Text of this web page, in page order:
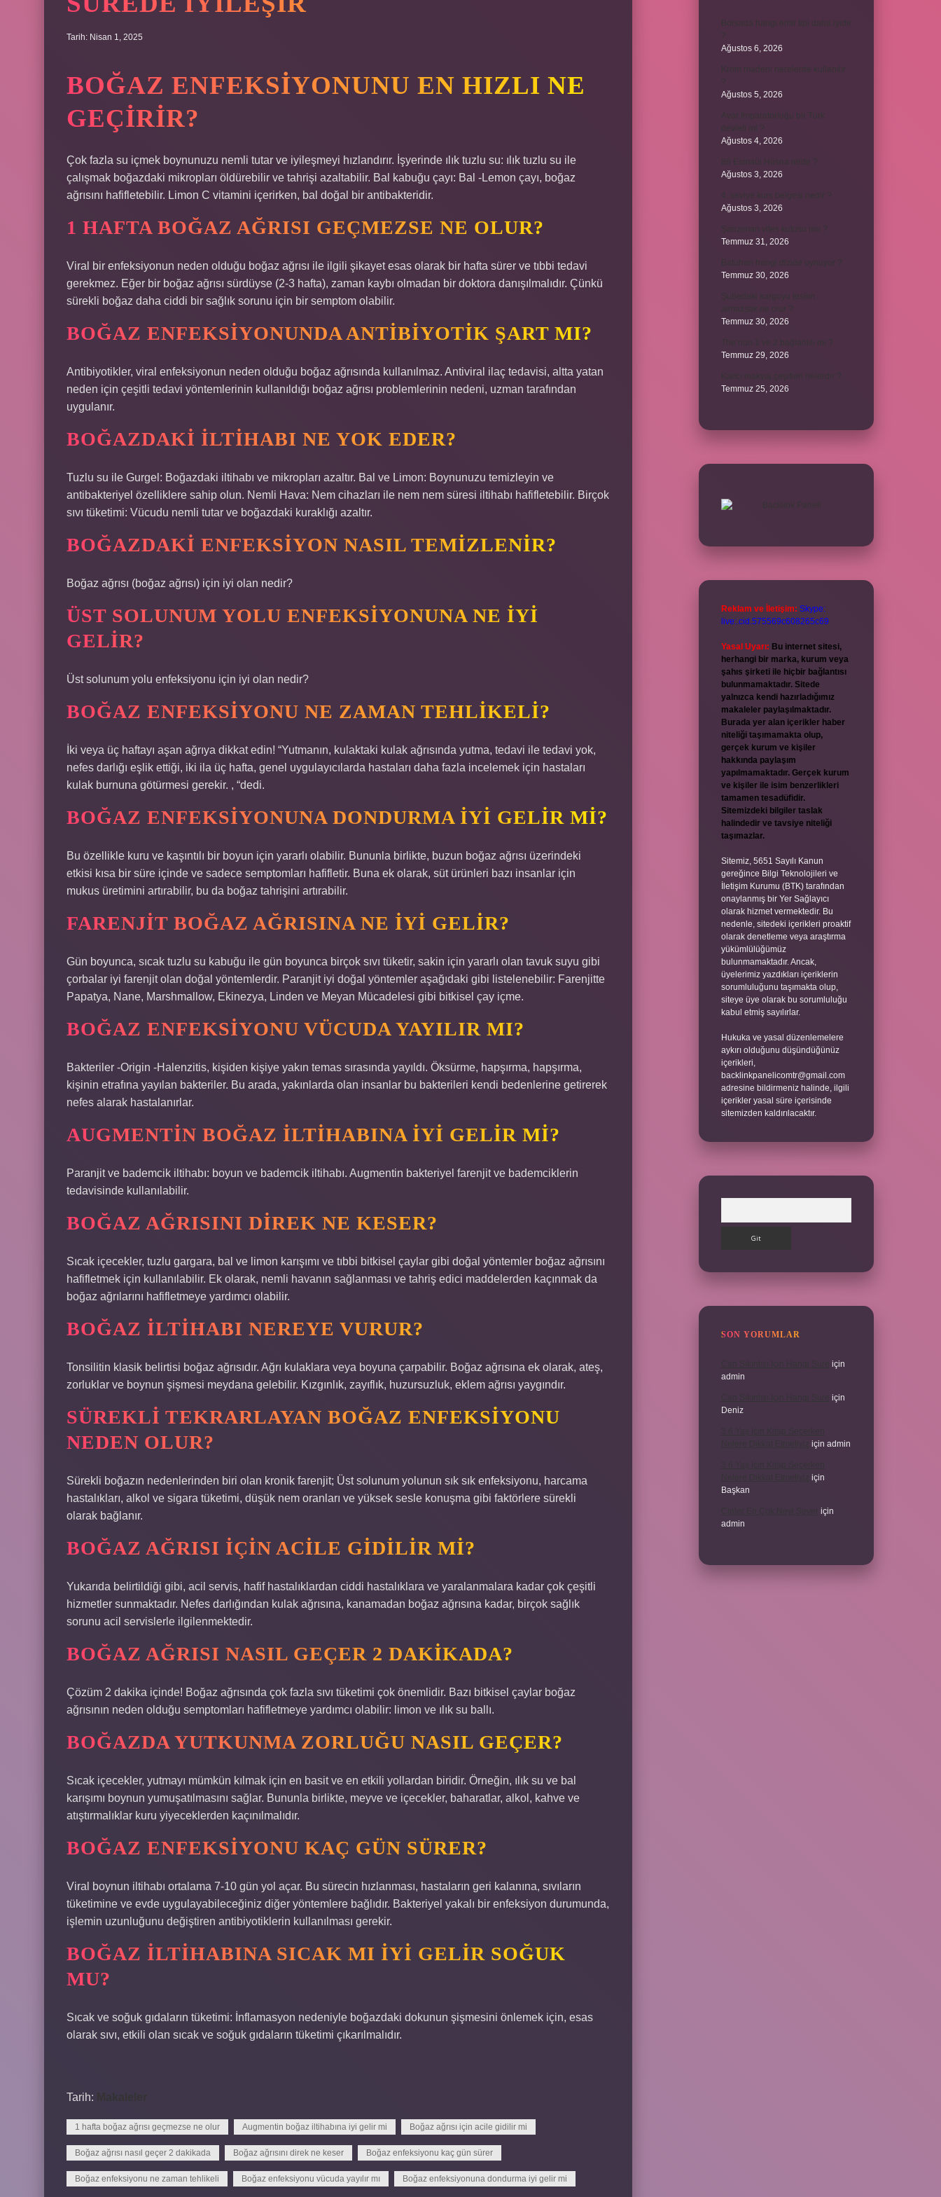
Tarih: Nisan 1, 2025
BOĞAZ ENFEKSIYONUNU EN HIZLI NE
GEÇIRIR?
Çok fazla su içmek boynunuzu nemli tutar ve iyileşmeyi hızlandırır. İşyerinde ılık tuzlu su: ılık tuzlu su ile
çalışmak boğazdaki mikropları öldürebilir ve tahrişi azaltabilir. Bal kabuğu çayı: Bal -Lemon çayı, boğaz
ağrısını hafifletebilir. Limon C vitamini içerirken, bal doğal bir antibakteridir.
1 HAFTA BOĞAZ AĞRISI GEÇMEZSE NE OLUR?
Viral bir enfeksiyonun neden olduğu boğaz ağrısı ile ilgili şikayet esas olarak bir hafta sürer ve tıbbi tedavi
gerekmez. Eğer bir boğaz ağrısı sürdüyse (2-3 hafta), zaman kaybı olmadan bir doktora danışılmalıdır. Çünkü
sürekli boğaz daha ciddi bir sağlık sorunu için bir semptom olabilir.
BOĞAZ ENFEKSIYONUNDA ANTIBIYOTIK ŞART MI?
Antibiyotikler, viral enfeksiyonun neden olduğu boğaz ağrısında kullanılmaz. Antiviral ilaç tedavisi, altta yatan
neden için çeşitli tedavi yöntemlerinin kullanıldığı boğaz ağrısı problemlerinin nedeni, uzman tarafından
uygulanır.
BOĞAZDAKI ILTIHABI NE YOK EDER?
Tuzlu su ile Gurgel: Boğazdaki iltihabı ve mikropları azaltır. Bal ve Limon: Boynunuzu temizleyin ve
antibakteriyel özelliklere sahip olun. Nemli Hava: Nem cihazları ile nem nem süresi iltihabı hafifletebilir. Birçok
sıvı tüketimi: Vücudu nemli tutar ve boğazdaki kuraklığı azaltır.
BOĞAZDAKI ENFEKSIYON NASIL TEMIZLENIR?
Boğaz ağrısı (boğaz ağrısı) için iyi olan nedir?
ÜST SOLUNUM YOLU ENFEKSIYONUNA NE IYI
GELIR?
Üst solunum yolu enfeksiyonu için iyi olan nedir?
BOĞAZ ENFEKSIYONU NE ZAMAN TEHLIKELI?
İki veya üç haftayı aşan ağrıya dikkat edin! “Yutmanın, kulaktaki kulak ağrısında yutma, tedavi ile tedavi yok,
nefes darlığı eşlik ettiği, iki ila üç hafta, genel uygulayıcılarda hastaları daha fazla incelemek için hastaları
kulak burnuna götürmesi gerekir. , “dedi.
BOĞAZ ENFEKSIYONUNA DONDURMA IYI GELIR MI?
Bu özellikle kuru ve kaşıntılı bir boyun için yararlı olabilir. Bununla birlikte, buzun boğaz ağrısı üzerindeki
etkisi kısa bir süre içinde ve sadece semptomları hafifletir. Buna ek olarak, süt ürünleri bazı insanlar için
mukus üretimini artırabilir, bu da boğaz tahrişini artırabilir.
FARENJIT BOĞAZ AĞRISINA NE IYI GELIR?
Gün boyunca, sıcak tuzlu su kabuğu ile gün boyunca birçok sıvı tüketir, sakin için yararlı olan tavuk suyu gibi
çorbalar iyi farenjit olan doğal yöntemlerdir. Paranjit iyi doğal yöntemler aşağıdaki gibi listelenebilir: Farenjitte
Papatya, Nane, Marshmallow, Ekinezya, Linden ve Meyan Mücadelesi gibi bitkisel çay içme.
BOĞAZ ENFEKSIYONU VÜCUDA YAYILIR MI?
Bakteriler -Origin -Halenzitis, kişiden kişiye yakın temas sırasında yayıldı. Öksürme, hapşırma, hapşırma,
kişinin etrafına yayılan bakteriler. Bu arada, yakınlarda olan insanlar bu bakterileri kendi bedenlerine getirerek
nefes alarak hastalanırlar.
AUGMENTIN BOĞAZ ILTIHABINA IYI GELIR MI?
Paranjit ve bademcik iltihabı: boyun ve bademcik iltihabı. Augmentin bakteriyel farenjit ve bademciklerin
tedavisinde kullanılabilir.
BOĞAZ AĞRISINI DIREK NE KESER?
Sıcak içecekler, tuzlu gargara, bal ve limon karışımı ve tıbbi bitkisel çaylar gibi doğal yöntemler boğaz ağrısını
hafifletmek için kullanılabilir. Ek olarak, nemli havanın sağlanması ve tahriş edici maddelerden kaçınmak da
boğaz ağrılarını hafifletmeye yardımcı olabilir.
BOĞAZ ILTIHABI NEREYE VURUR?
Tonsilitin klasik belirtisi boğaz ağrısıdır. Ağrı kulaklara veya boyuna çarpabilir. Boğaz ağrısına ek olarak, ateş,
zorluklar ve boynun şişmesi meydana gelebilir. Kızgınlık, zayıflık, huzursuzluk, eklem ağrısı yaygındır.
SÜREKLI TEKRARLAYAN BOĞAZ ENFEKSIYONU
NEDEN OLUR?
Sürekli boğazın nedenlerinden biri olan kronik farenjit; Üst solunum yolunun sık sık enfeksiyonu, harcama
hastalıkları, alkol ve sigara tüketimi, düşük nem oranları ve yüksek sesle konuşma gibi faktörlere sürekli
olarak bağlanır.
BOĞAZ AĞRISI IÇIN ACILE GIDILIR MI?
Yukarıda belirtildiği gibi, acil servis, hafif hastalıklardan ciddi hastalıklara ve yaralanmalara kadar çok çeşitli
hizmetler sunmaktadır. Nefes darlığından kulak ağrısına, kanamadan boğaz ağrısına kadar, birçok sağlık
sorunu acil servislerle ilgilenmektedir.
BOĞAZ AĞRISI NASIL GEÇER 2 DAKIKADA?
Çözüm 2 dakika içinde! Boğaz ağrısında çok fazla sıvı tüketimi çok önemlidir. Bazı bitkisel çaylar boğaz
ağrısının neden olduğu semptomları hafifletmeye yardımcı olabilir: limon ve ılık su ballı.
BOĞAZDA YUTKUNMA ZORLUĞU NASIL GEÇER?
Sıcak içecekler, yutmayı mümkün kılmak için en basit ve en etkili yollardan biridir. Örneğin, ılık su ve bal
karışımı boynun yumuşatılmasını sağlar. Bununla birlikte, meyve ve içecekler, baharatlar, alkol, kahve ve
atıştırmalıklar kuru yiyeceklerden kaçınılmalıdır.
BOĞAZ ENFEKSIYONU KAÇ GÜN SÜRER?
Viral boynun iltihabı ortalama 7-10 gün yol açar. Bu sürecin hızlanması, hastaların geri kalanına, sıvıların
tüketimine ve evde uygulayabileceğiniz diğer yöntemlere bağlıdır. Bakteriyel yakalı bir enfeksiyon durumunda,
işlemin uzunluğunu değiştiren antibiyotiklerin kullanılması gerekir.
BOĞAZ ILTIHABINA SICAK MI IYI GELIR SOĞUK
MU?
Sıcak ve soğuk gıdaların tüketimi: İnflamasyon nedeniyle boğazdaki dokunun şişmesini önlemek için, esas
olarak sıvı, etkili olan sıcak ve soğuk gıdaların tüketimi çıkarılmalıdır.
Tarih: Makaleler
1 hafta boğaz ağrısı geçmezse ne olur Augmentin boğaz iltihabına iyi gelir mi Boğaz ağrısı için acile gidilir mi
Boğaz ağrısı nasıl geçer 2 dakikada Boğaz ağrısını direk ne keser Boğaz enfeksiyonu kaç gün sürer
Boğaz enfeksiyonu ne zaman tehlikeli Boğaz enfeksiyonu vücuda yayılır mı Boğaz enfeksiyonuna dondurma iyi gelir mi
Borsada hangi emir tipi daha iyidir
?
Ağustos 6, 2026
Krom madeni nerelerde kullanılır
Ağustos 5, 2026
Avar İmparatorluğu bir Türk
Ağustos 4, 2026
Ağustos 3, 2026
4. seviye kurs belgesi nedir ?
Ağustos 3, 2026
Temmuz 31, 2026
Temmuz 30, 2026
Şubedeki kargoyu teslim
Temmuz 30, 2026
Temmuz 29, 2026
Temmuz 25, 2026
Reklam ve İletişim: Skype:
live:.cid.575569c608265c69
Yasal Uyarı: Bu internet sitesi,
herhangi bir marka, kurum veya
şahıs şirketi ile hiçbir bağlantısı
bulunmamaktadır. Sitede
yalnızca kendi hazırladığımız
makaleler paylaşılmaktadır.
Burada yer alan içerikler haber
niteliği taşımamakta olup,
gerçek kurum ve kişiler
hakkında paylaşım
yapılmamaktadır. Gerçek kurum
ve kişiler ile isim benzerlikleri
tamamen tesadüfidir.
Sitemizdeki bilgiler taslak
halindedir ve tavsiye niteliği
taşımazlar.
Sitemiz, 5651 Sayılı Kanun
gereğince Bilgi Teknolojileri ve
İletişim Kurumu (BTK) tarafından
onaylanmış bir Yer Sağlayıcı
olarak hizmet vermektedir. Bu
nedenle, sitedeki içerikleri proaktif
olarak denetleme veya araştırma
yükümlülüğümüz
bulunmamaktadır. Ancak,
üyelerimiz yazdıkları içeriklerin
sorumluluğunu taşımakta olup,
siteye üye olarak bu sorumluluğu
kabul etmiş sayılırlar.
Hukuka ve yasal düzenlemelere
aykırı olduğunu düşündüğünüz
içerikleri,
backlinkpanelicomtr@gmail.com
adresine bildirmeniz halinde, ilgili
içerikler yasal süre içerisinde
sitemizden kaldırılacaktır.
SON YORUMLAR
için
admin
için
Deniz
için admin
için
Başkan
için
admin